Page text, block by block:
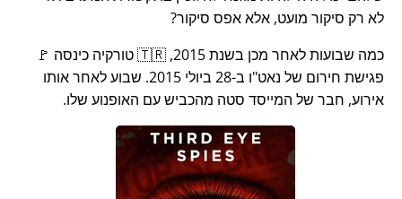
לא רק סיקור מועט, אלא אפס סיקור?
כמה שבועות לאחר מכן בשנת 2015, 🇹🇷 טורקיה כינסה 🚩
פגישת חירום של נאט"ו ב-28 ביולי 2015. שבוע לאחר אותו
אירוע, חבר של המייסד סטה מהכביש עם האופנוע שלו.